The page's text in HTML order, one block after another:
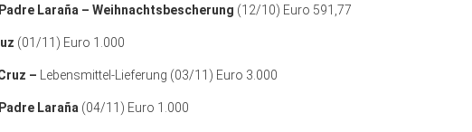
Laraña – Weihnachtsbescherung (12/10) Euro 591,77
(01/11) Euro 1.000
– Lebensmittel-Lieferung (03/11) Euro 3.000
Laraña (04/11) Euro 1.000